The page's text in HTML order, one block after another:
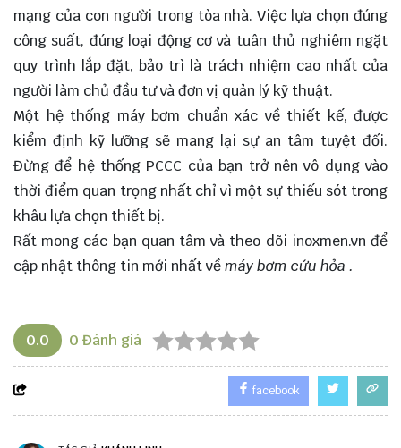
mạng của con người trong tòa nhà. Việc lựa chọn đúng
công suất, đúng loại động cơ và tuân thủ nghiêm ngặt
quy trình lắp đặt, bảo trì là trách nhiệm cao nhất của
người làm chủ đầu tư và đơn vị quản lý kỹ thuật.
Một hệ thống máy bơm chuẩn xác về thiết kế, được
kiểm định kỹ lưỡng sẽ mang lại sự an tâm tuyệt đối.
Đừng để hệ thống PCCC của bạn trở nên vô dụng vào
thời điểm quan trọng nhất chỉ vì một sự thiếu sót trong
khâu lựa chọn thiết bị.
Rất mong các bạn quan tâm và theo dõi inoxmen.vn để
cập nhật thông tin mới nhất vềmáy bơm cứu hỏa .
0.0 0 Đánh giá
facebook